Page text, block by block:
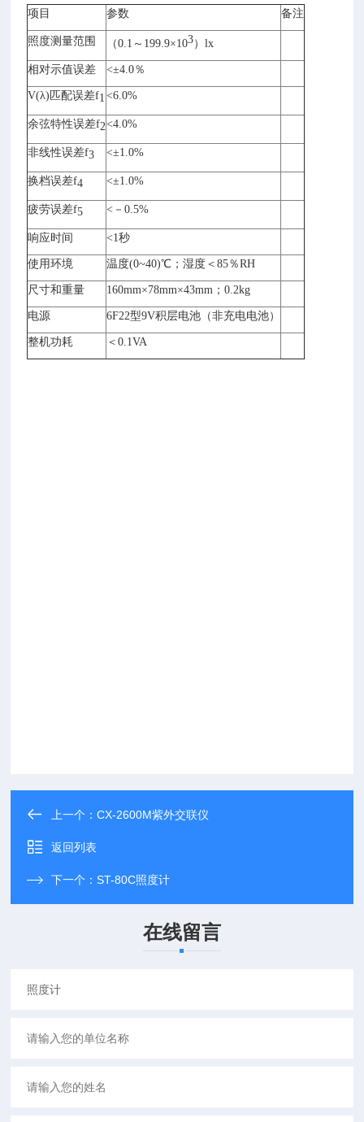
项目 参数 备注
照度测量范围 （0.1 ～ 199.9×103）lx
相对示值误差 <±4.0％
V(λ) 匹配误差f1 <6.0%
余弦特性误差f2<4.0%
非线性误差f3 <±1.0%
换档误差f4 <±1.0%
疲劳误差f5 < －0.5%
响应时间 <1秒
使用环境 温度(0~40)℃ ；湿度＜85％RH
尺寸和重量 160mm×78mm×43mm ；0.2kg
电源 6F22型9V积层电池（非充电电池）
整机功耗 ＜0.1VA
上一个：CX-2600M紫外交联仪
返回列表
下一个：ST-80C照度计
在线留言